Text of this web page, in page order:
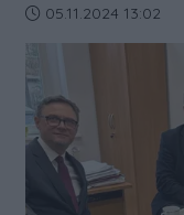
Data dodania artykułu:
05.11.2024 13:02